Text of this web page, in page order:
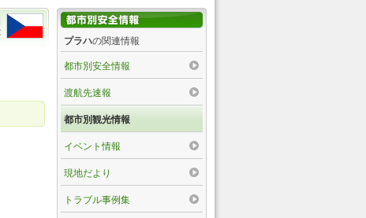
プラハの関連情報
都市別安全情報
渡航先速報
都市別観光情報
イベント情報
現地だより
トラブル事例集